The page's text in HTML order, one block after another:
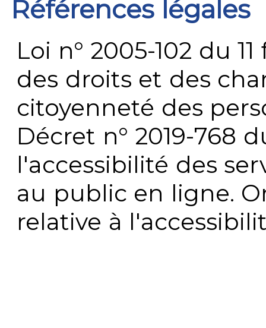
Références légales
Loi n° 2005-102 du
des droits et des
citoyenneté des
Décret n° 2019-768
l'accessibilité des
au public en ligne.
relative à